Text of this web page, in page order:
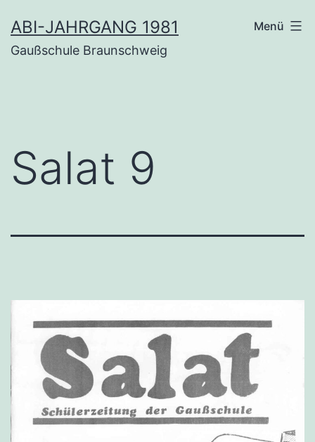
Inhalt
springen
ABI-JAHRGANG 1981
Gaußschule Braunschweig
Menü
Salat 9